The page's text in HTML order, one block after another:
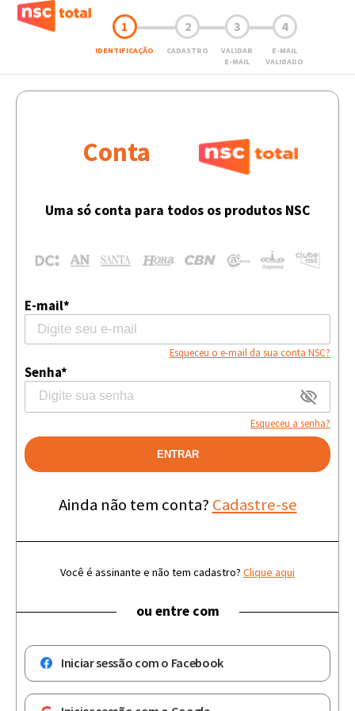
1
IDENTIFICAÇÃO
2
CADASTRO
3
VALIDAR
E-MAIL
4
E-MAIL
VALIDADO
Conta
Uma só conta para todos os produtos NSC
E-mail*
Esqueceu o e-mail da sua conta NSC?
Senha*
Esqueceu a senha?
ENTRAR
Ainda não tem conta? Cadastre-se
Você é assinante e não tem cadastro? Clique aqui
ou entre com
Iniciar sessão com o Facebook